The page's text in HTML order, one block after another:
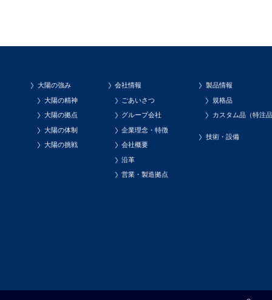
大陽の強み
大陽の精神
大陽の拠点
大陽の体制
大陽の挑戦
会社情報
ごあいさつ
グループ会社
企業理念・特徴
会社概要
沿革
営業・製造拠点
製品情報
規格品
カスタム品（特注
技術・設備